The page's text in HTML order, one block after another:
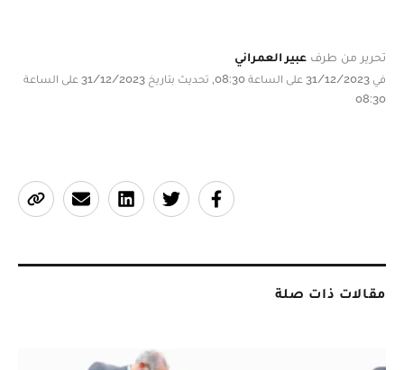
تحرير من طرف عبير العمراني
في 31/12/2023 على الساعة 08:30, تحديث بتاريخ 31/12/2023 على الساعة
08:30
مقالات ذات صلة